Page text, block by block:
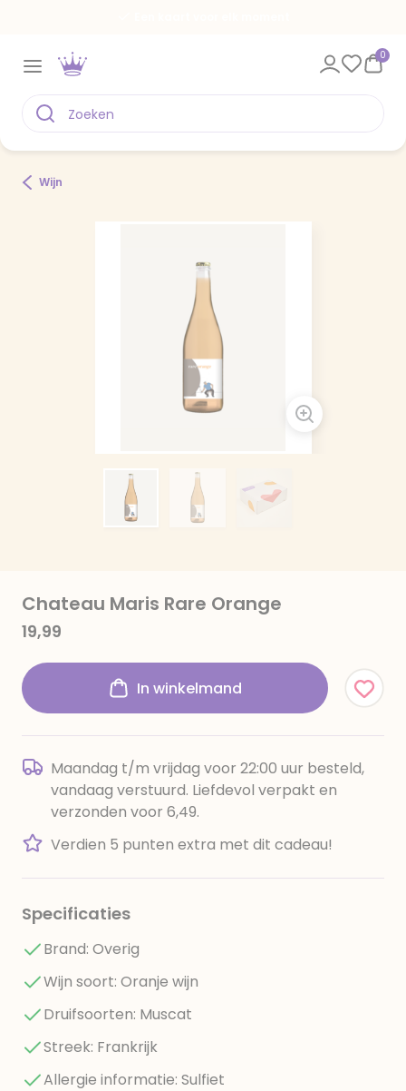
0
Wijn
Chateau Maris Rare Orange
19,99
In winkelmand
Maandag t/m vrijdag voor 22:00 uur besteld,
vandaag verstuurd. Liefdevol verpakt en
verzonden voor 6,49.
Verdien 5 punten extra met dit cadeau!
Specificaties
Brand: Overig
Wijn soort: Oranje wijn
Druifsoorten: Muscat
Streek: Frankrijk
Allergie informatie: Sulfiet